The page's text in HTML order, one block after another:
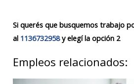
Si querés que busquemos trabajo
al 1136732958y elegí la opción 2
Empleos relacionados: